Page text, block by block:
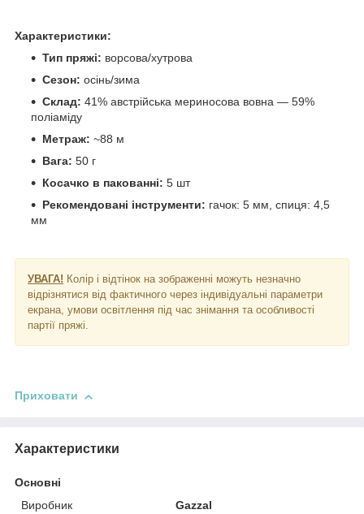
Характеристики:
Тип пряжі: ворсова/хутрова
Сезон: осінь/зима
Склад: 41% австрійська мериносова вовна — 59%
поліаміду
Метраж: ~88 м
Вага: 50 г
Косачко в пакованні: 5 шт
Рекомендовані інструменти: гачок: 5 мм, спиця: 4,5
мм
УВАГА! Колір і відтінок на зображенні можуть незначно
відрізнятися від фактичного через індивідуальні параметри
екрана, умови освітлення під час знімання та особливості
партії пряжі.
Приховати
Характеристики
Основні
Виробник
Gazzal